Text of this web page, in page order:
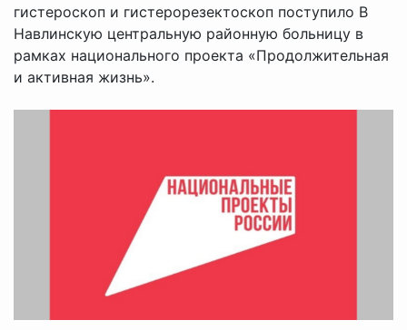
гистероскоп и гистерорезектоскоп поступило В
Навлинскую центральную районную больницу в
рамках национального проекта «Продолжительная
и активная жизнь».